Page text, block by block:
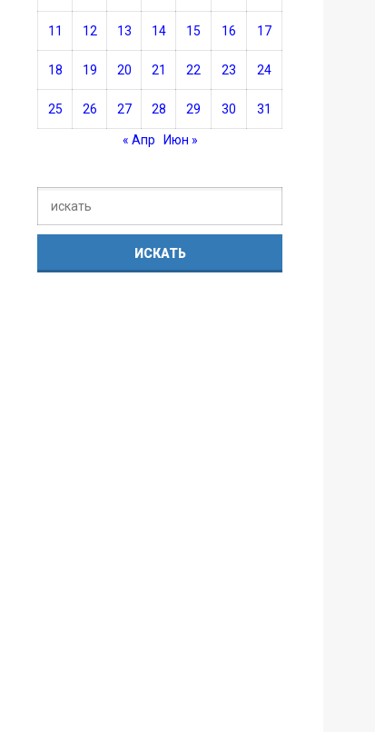
11 12 13 14 15 16 17
18 19 20 21 22 23 24
25 26 27 28 29 30 31
« Апр Июн »